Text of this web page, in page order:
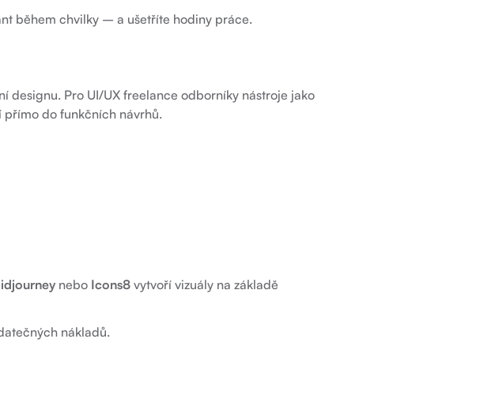
během chvilky – a ušetříte hodiny práce.
designu. Pro UI/UX freelance odborníky nástroje jako
přímo do funkčních návrhů.
nebo Icons8 vytvoří vizuály na základě
nákladů.